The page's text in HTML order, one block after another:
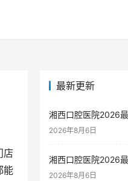
店
能
最新更新
湘西口腔医院2026
2026年8月6日
湘西口腔医院2026
2026年8月6日